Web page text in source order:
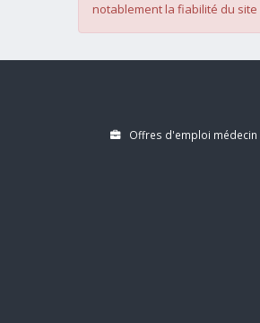
notablement la fiabilité du site
Offres d'emploi médecin